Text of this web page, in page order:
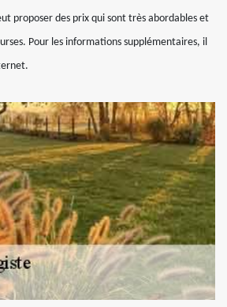
proposer des prix qui sont très abordables et
Pour les informations supplémentaires, il